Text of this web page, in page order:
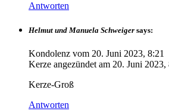
Antworten
Helmut und Manuela Schweiger says:
Kondolenz vom 20. Juni 2023, 8:21
Kerze angezündet am 20. Juni 2023,
Kerze-Groß
Antworten